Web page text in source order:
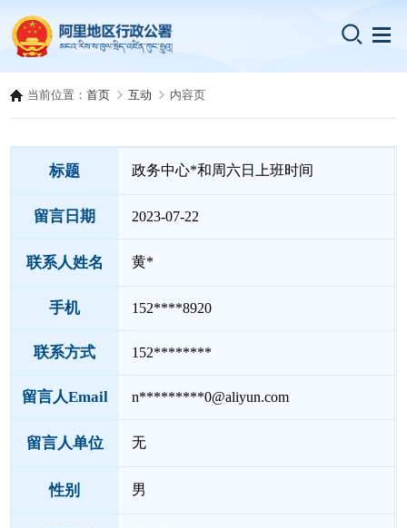
当前位置：首页 互动 内容页
标题 政务中心*和周六日上班时间
留言日期 2023-07-22
联系人姓名 黄*
手机 152****8920
联系方式 152********
留言人Email n*********0@aliyun.com
留言人单位 无
性别 男